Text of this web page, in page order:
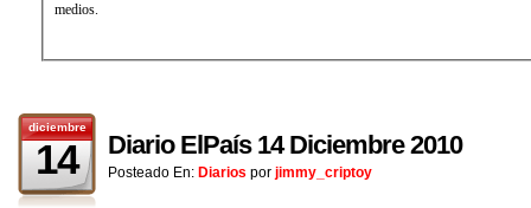
medios.
diciembre
14 Diario ElPaís 14 Diciembre 2010
Posteado En: Diarios por jimmy_criptoy